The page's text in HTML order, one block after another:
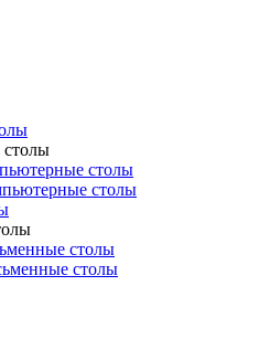
столы
столы
столы
столы